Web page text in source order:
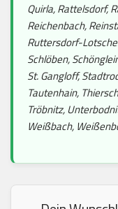
Quirla, Rattelsdorf,
Reichenbach,
Ruttersdorf-
Schlöben,
St. Gangloff,
Tautenhain,
Tröbnitz,
Weißbach,